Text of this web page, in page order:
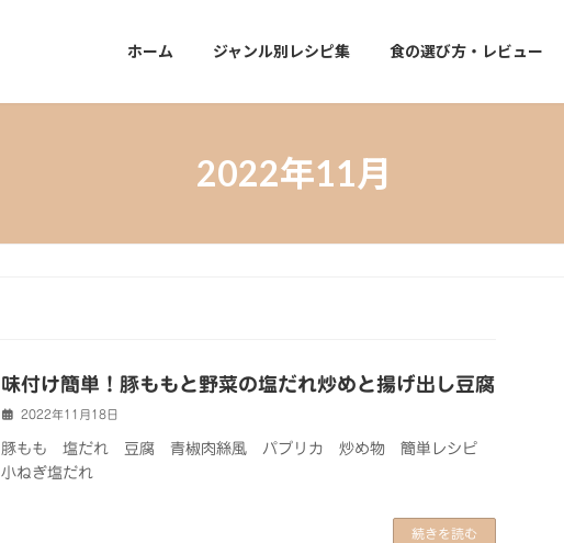
ホーム ジャンル別レシピ集 食の選び方・レビュー
2022年11月
味付け簡単！豚ももと野菜の塩だれ炒めと揚げ出し豆腐
2022年11月18日
豚もも 塩だれ 豆腐 青椒肉絲風 パプリカ 炒め物 簡単レシピ
小ねぎ塩だれ
続きを読む